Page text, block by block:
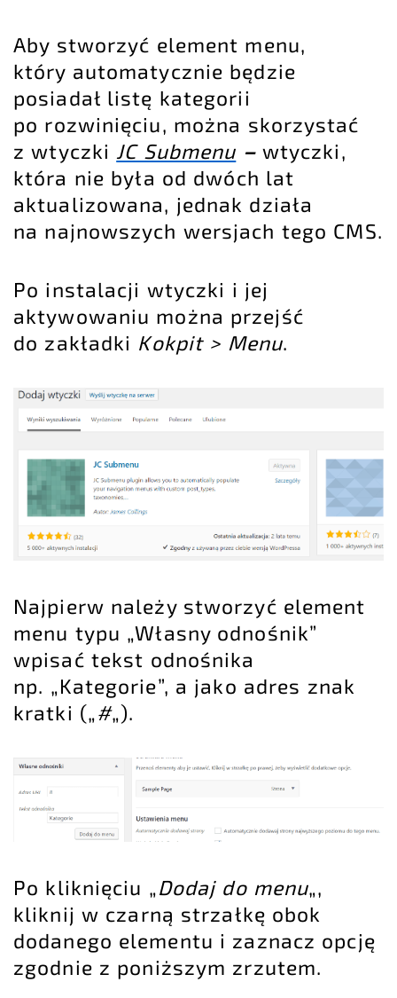
Aby stworzyć element menu,
który automatycznie będzie
posiadał listę kategorii
po rozwinięciu, można skorzystać
z wtyczki JC Submenu – wtyczki,
która nie była od dwóch lat
aktualizowana, jednak działa
na najnowszych wersjach tego CMS.
Po instalacji wtyczki i jej
aktywowaniu można przejść
do zakładki Kokpit > Menu.
Najpierw należy stworzyć element
menu typu „Własny odnośnik”
wpisać tekst odnośnika
np. „Kategorie”, a jako adres znak
kratki („#„).
Po kliknięciu „Dodaj do menu„,
kliknij w czarną strzałkę obok
dodanego elementu i zaznacz opcję
zgodnie z poniższym zrzutem.